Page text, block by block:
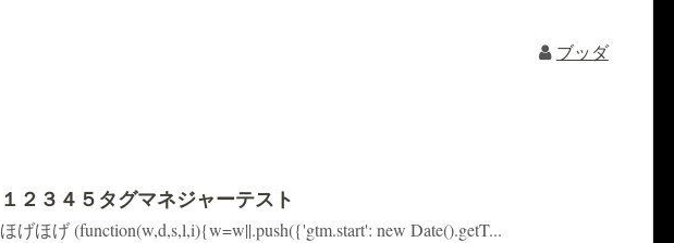
ブッダ
１２３４５タグマネジャーテスト
ほげほげ (function(w,d,s,l,i){w=w||.push({'gtm.start': new Date().getT...